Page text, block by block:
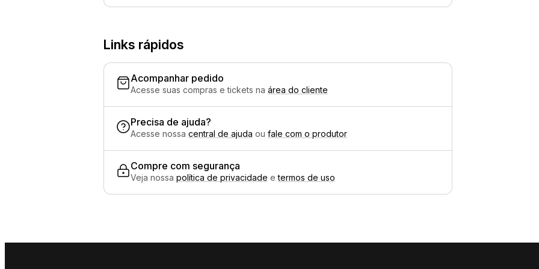
Links rápidos
Acompanhar pedido
Acesse suas compras e tickets na área do cliente
Precisa de ajuda?
Acesse nossa central de ajuda ou fale com o produtor
Compre com segurança
Veja nossa política de privacidade etermos de uso